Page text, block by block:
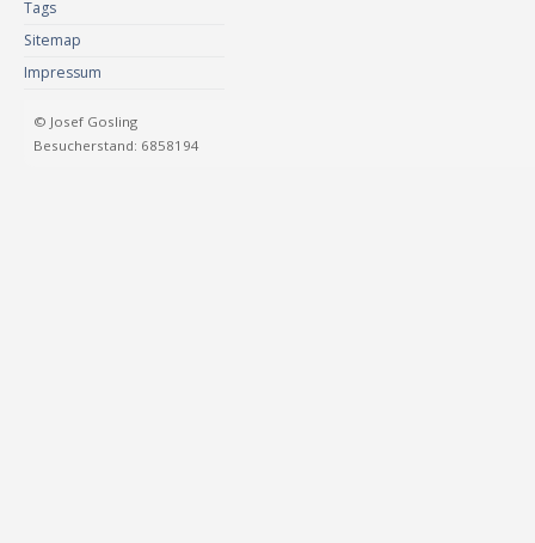
Tags
Sitemap
Impressum
© Josef Gosling
Besucherstand: 6858194